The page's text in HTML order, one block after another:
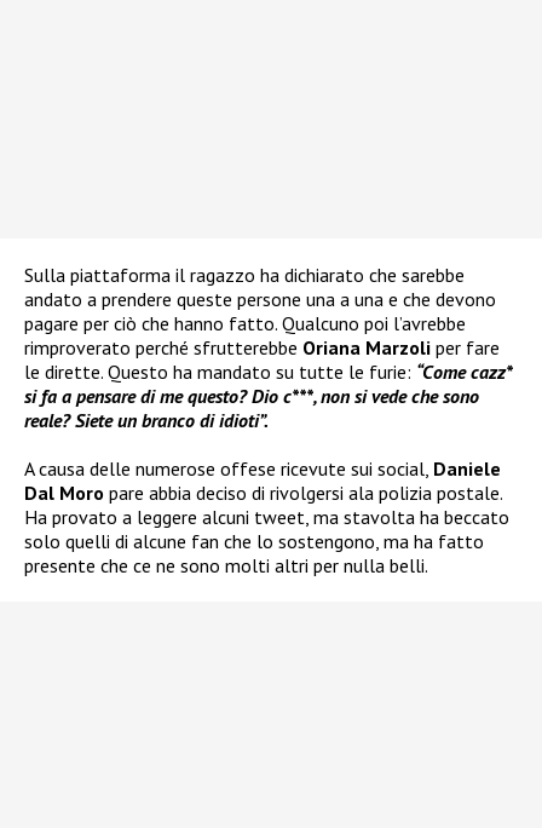
Sulla piattaforma il ragazzo ha dichiarato che sarebbe
andato a prendere queste persone una a una e che devono
pagare per ciò che hanno fatto. Qualcuno poi l’avrebbe
rimproverato perché sfrutterebbe Oriana Marzoli per fare
le dirette. Questo ha mandato su tutte le furie: “Come cazz*
si fa a pensare di me questo? Dio c***, non si vede che sono
reale? Siete un branco di idioti”.
A causa delle numerose offese ricevute sui social, Daniele
Dal Moro pare abbia deciso di rivolgersi ala polizia postale.
Ha provato a leggere alcuni tweet, ma stavolta ha beccato
solo quelli di alcune fan che lo sostengono, ma ha fatto
presente che ce ne sono molti altri per nulla belli.